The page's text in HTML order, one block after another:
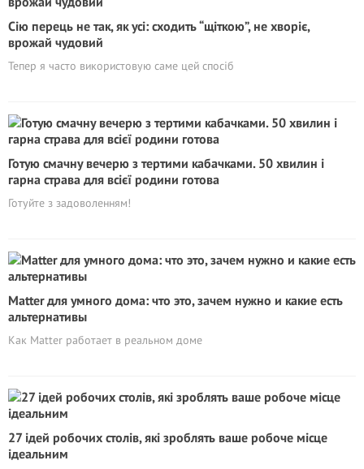
Сію перець не так, як усі: сходить “щіткою”, не хворіє,
врожай чудовий
Тепер я часто використовую саме цей спосіб
Готую смачну вечерю з тертими кабачками. 50 хвилин і
гарна страва для всієї родини готова
Готуйте з задоволенням!
Matter для умного дома: что это, зачем нужно и какие есть
альтернативы
Как Matter работает в реальном доме
27 ідей робочих столів, які зроблять ваше робоче місце
ідеальним